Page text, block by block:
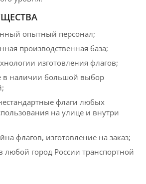
опытный персонал;
производственная база;
изготовления флагов;
в наличии большой выбор
флаги любых
на улице и внутри
флагов, изготовление на заказ;
любой город России транспортной